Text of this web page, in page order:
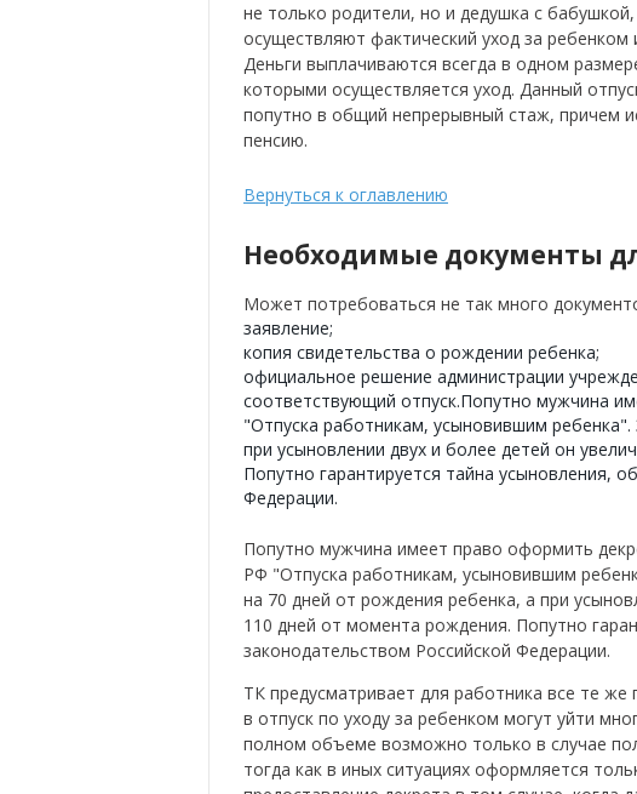
не только родители, но и дедушка с
осуществляют фактический уход за
Деньги выплачиваются всегда в одном
которыми осуществляется уход. Данный
попутно в общий непрерывный стаж, причем
пенсию.
Вернуться к оглавлению
Необходимые документы
Может потребоваться не так много
заявление;
копия свидетельства о рождении ребенка;
официальное решение администрации
соответствующий отпуск.Попутно мужчина
"Отпуска работникам, усыновившим
при усыновлении двух и более детей он
Попутно гарантируется тайна усыновления,
Федерации.
Попутно мужчина имеет право оформить
РФ "Отпуска работникам, усыновившим
на 70 дней от рождения ребенка, а при
110 дней от момента рождения. Попутно
законодательством Российской Федерации.
ТК предусматривает для работника все те же
в отпуск по уходу за ребенком могут уйти
полном объеме возможно только в случае
тогда как в иных ситуациях оформляется